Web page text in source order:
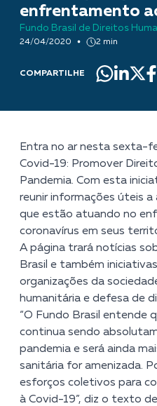
enfrentamento
Fundo Brasil de Direitos
24/04/2020 2 min
COMPARTILHE
Entra no ar nesta sexta-
Covid-19: Promover
Pandemia. Com esta
reunir informações úteis
que estão atuando no
coronavírus em seus
A página trará notícias
Brasil e também
organizações da
humanitária e defesa de
“O Fundo Brasil entende
continua sendo
pandemia e será ainda
sanitária for amenizada.
esforços coletivos para
à Covid-19”, diz o texto